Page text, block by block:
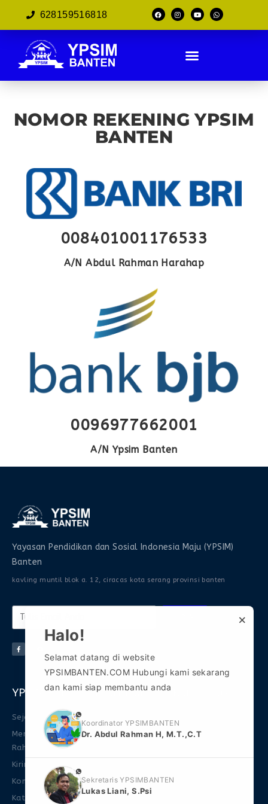
628159516818
NOMOR REKENING YPSIM
BANTEN
008401001176533
A/N Abdul Rahman Harahap
0096977662001
A/N Ypsim Banten
Yayasan Pendidikan dan Sosial Indonesia Maju (YPSIM)
Banten
kavling muntil blok a. 12, ciracas kota serang provinsi banten
YPSIM Banten
Sejarah
Mengenal Abdul
Rahman
Kirim Naskah
Kontak YPSIM
Katalog Buku
Informasi
Download Ebook
store YPSIM
Gabung Grup WA 2
×
Halo!
Selamat datang di website
YPSIMBANTEN.COM Hubungi kami sekarang
dan kami siap membantu anda
phone
Koordinator YPSIMBANTEN
Dr. Abdul Rahman H, M.T.,C.T
phone
Sekretaris YPSIMBANTEN
Lukas Liani, S.Psi